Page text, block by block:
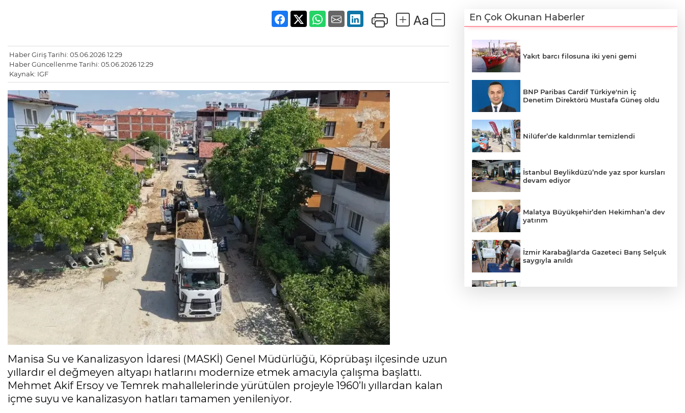
Haber Giriş Tarihi: 05.06.2026 12:29
Haber Güncellenme Tarihi: 05.06.2026 12:29
Kaynak: IGF
Manisa Su ve Kanalizasyon İdaresi (MASKİ) Genel Müdürlüğü, Köprübaşı ilçesinde uzun
yıllardır el değmeyen altyapı hatlarını modernize etmek amacıyla çalışma başlattı.
Mehmet Akif Ersoy ve Temrek mahallelerinde yürütülen projeyle 1960’lı yıllardan kalan
içme suyu ve kanalizasyon hatları tamamen yenileniyor.
En Çok Okunan Haberler
Yakıt barcı filosuna iki yeni gemi
BNP Paribas Cardif Türkiye'nin İç
Denetim Direktörü Mustafa Güneş oldu
Nilüfer’de kaldırımlar temizlendi
İstanbul Beylikdüzü’nde yaz spor kursları
devam ediyor
Malatya Büyükşehir’den Hekimhan’a dev
yatırım
İzmir Karabağlar'da Gazeteci Barış Selçuk
saygıyla anıldı